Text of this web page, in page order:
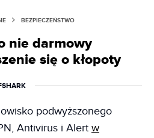
BEZPIECZEŃSTWO
nie darmowy
się o kłopoty
podwyższonego
Antivirus i Alert w